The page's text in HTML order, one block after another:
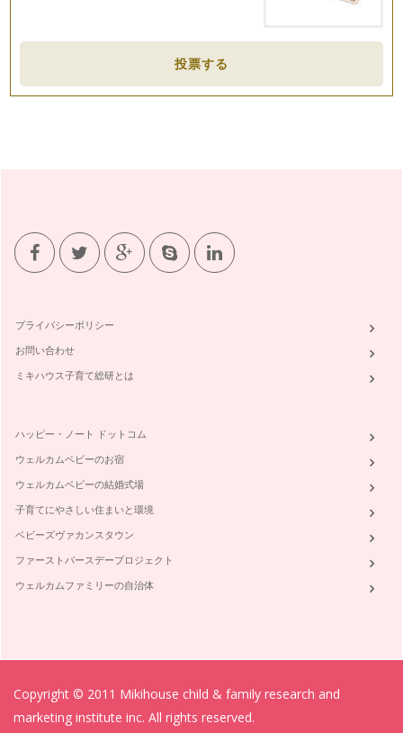
投票する
プライバシーポリシー
お問い合わせ
ミキハウス子育て総研とは
ハッピー・ノート ドットコム
ウェルカムベビーのお宿
ウェルカムベビーの結婚式場
子育てにやさしい住まいと環境
ベビーズヴァカンスタウン
ファーストバースデープロジェクト
ウェルカムファミリーの自治体
Copyright © 2011 Mikihouse child & family research and
marketing institute inc. All rights reserved.